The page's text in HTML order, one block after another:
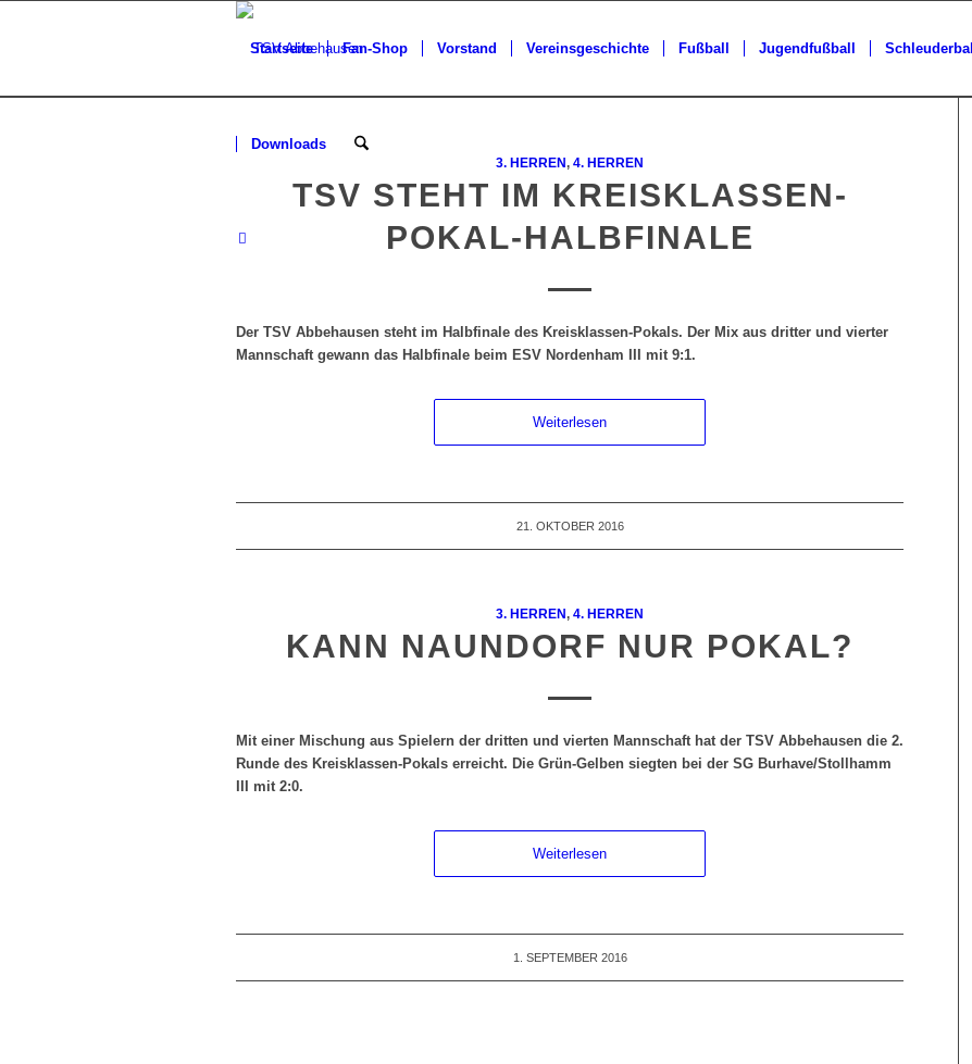
Startseite Fan-Shop Vorstand Vereinsgeschichte Fußball Jugendfußball Schleuderball
Downloads
3. HERREN,4. HERREN
TSV STEHT IM KREISKLASSEN-
POKAL-HALBFINALE
Der TSV Abbehausen steht im Halbfinale des Kreisklassen-Pokals. Der Mix aus dritter und vierter
Mannschaft gewann das Halbfinale beim ESV Nordenham III mit 9:1.
Weiterlesen
21. OKTOBER 2016
3. HERREN,4. HERREN
KANN NAUNDORF NUR POKAL?
Mit einer Mischung aus Spielern der dritten und vierten Mannschaft hat der TSV Abbehausen die 2.
Runde des Kreisklassen-Pokals erreicht. Die Grün-Gelben siegten bei der SG Burhave/Stollhamm
III mit 2:0.
Weiterlesen
1. SEPTEMBER 2016